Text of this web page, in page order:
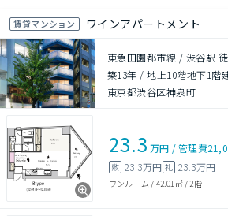
賃貸マンション ワインアパートメント
東急田園都市線 / 渋谷駅
築13年 /地上10階地下1階
東京都渋谷区神泉町
23.3 万円 /管理費
敷 23.3万円 礼 23.3万円
ワンルーム / 42.01㎡/ 2階